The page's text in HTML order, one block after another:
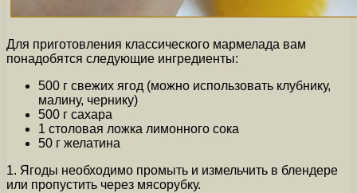
Для приготовления классического мармелада вам
понадобятся следующие ингредиенты:
500 г свежих ягод (можно использовать клубнику,
малину, чернику)
500 г сахара
1 столовая ложка лимонного сока
50 г желатина
1. Ягоды необходимо промыть и измельчить в блендере
или пропустить через мясорубку.